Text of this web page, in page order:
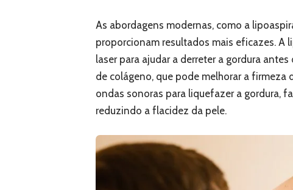
As abordagens modernas, como a
proporcionam resultados mais eficazes. A
laser para ajudar a derreter a gordura
de colágeno, que pode melhorar a firmeza
ondas sonoras para liquefazer a gordura,
reduzindo a flacidez da pele.